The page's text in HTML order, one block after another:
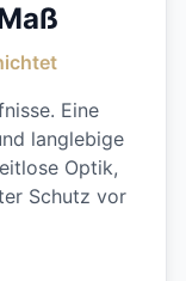
Eine
langlebige
Optik,
Schutz vor